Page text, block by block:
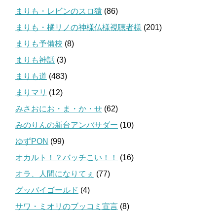
まりも・レビンのスロ猿 (86)
まりも・橘リノの神様仏様視聴者様 (201)
まりも予備校 (8)
まりも神話 (3)
まりも道 (483)
まりマリ (12)
みさおにお・ま・か・せ (62)
みのりんの新台アンバサダー (10)
ゆずPON (99)
オカルト！？バッチこい！！
(16)
オラ、人間になりてぇ (77)
グッバイゴールド (4)
サワ・ミオリのブッコミ宣言 (8)